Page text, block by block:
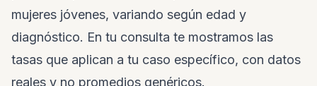
mujeres jóvenes, variando según edad y
diagnóstico. En tu consulta te mostramos las
tasas que aplican a tu caso específico, con datos
reales y no promedios genéricos.